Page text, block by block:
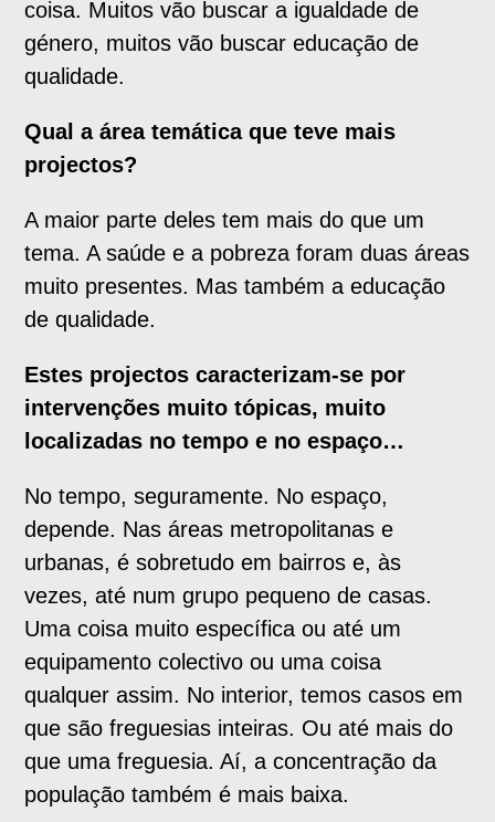
coisa. Muitos vão buscar a igualdade de
género, muitos vão buscar educação de
qualidade.
Qual a área temática que teve mais
projectos?
A maior parte deles tem mais do que um
tema. A saúde e a pobreza foram duas áreas
muito presentes. Mas também a educação
de qualidade.
Estes projectos caracterizam-se por
intervenções muito tópicas, muito
localizadas no tempo e no espaço…
No tempo, seguramente. No espaço,
depende. Nas áreas metropolitanas e
urbanas, é sobretudo em bairros e, às
vezes, até num grupo pequeno de casas.
Uma coisa muito específica ou até um
equipamento colectivo ou uma coisa
qualquer assim. No interior, temos casos em
que são freguesias inteiras. Ou até mais do
que uma freguesia. Aí, a concentração da
população também é mais baixa.